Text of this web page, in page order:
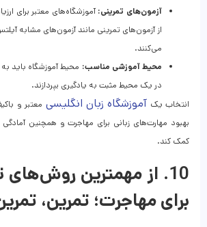
آزمون‌های تمرینی: آموزشگاه‌های معتبر برای
از آزمون‌های تمرینی مانند آزمون‌های مشابه
می‌کنند.
محیط آموزشی مناسب: محیط آموزشگاه باید
در یک محیط مثبت به یادگیری بپردازند.
انتخاب یک آموزشگاه زبان انگلیسی معتبر و
بهبود مهارت‌های زبانی برای مهاجرت و همچنین آمادگی
کمک کند.
10. از مهمترین
برای مهاجرت؛ تمرین،